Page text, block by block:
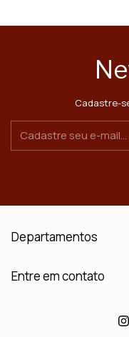
Cadastre-
Departamentos
Entre em contato